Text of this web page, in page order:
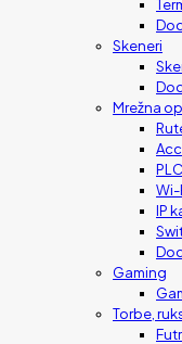
Skeneri
Mrežna
Wi-
IP
Gaming
Torbe,